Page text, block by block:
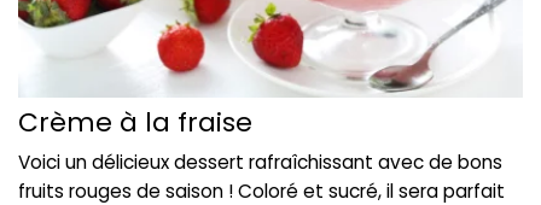
Crème à la fraise
Voici un délicieux dessert rafraîchissant avec de bons
fruits rouges de saison ! Coloré et sucré, il sera parfait